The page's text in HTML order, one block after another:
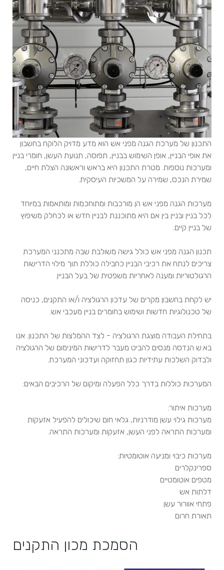
התכנון של מערכת הגנה מפני אש הוא מדע מדויק הלוקח בחשבון
את אופי הבניין, אופן השימוש בבניין, תפוסה, תנועת העשן, חומרי בניין
ומערכות נוספות. מטרת התכנון היא בראש וראשונה הצלת חיים,
שמירת הנכס, שמירה על המשכיות העיסקית.
מערכות הגנה מפני אש הן מורכבות ומתוחכמות ומותאמות במיוחד
לכל בניין ובניין בין אם היא מתוכננת לבניין חדש או לכחלק משיפוץ
של בניין קיים.
תכנון הגנה מפני אש כולל גישה משולבת שבה מתכנני המערכת
צריכים לנתח את רכיבי הבניין כחבילה כוללת תוך מילוי הדרישות
הרגולטוריות ומענה לאחריות משפטית של בעל הבניין.
יש לקחת בחשבון מקרים של עדכון הרגולציה ו/או התקנים, כניסה
של טכנולוגיות חדשות ושימוש בחומרים בניין מעכבי אש.
בתחילת העבודה מוצגת הרגולציה - לצד ההמלצות של התכנון. אנו
בא.ש הנדסה מנסים להביט מעבר לדרישות המינימום של הרגולציה
ולבדוק השלכות עתידיות כגון תחזוקה ועדכוני המערכת.
המערכות כוללות בדרך כלל הפעלה ומיקום של הרכיבים הבאים:
מערכות איתור:
מערכות גילוי עשן מודרניות, גלאי חום שיכולים להפעיל אזעקות
ומערכות התראה לפני העשן, אזעקות ומערכות התראה.
מערכות כיבוי ומניעה אוטומטיות:
ספרינקלרים
מטפים אוטומטיים
דלתות אש
פתחי אוורור עשן
תאורת חרום
הסמכת מכון התקנים